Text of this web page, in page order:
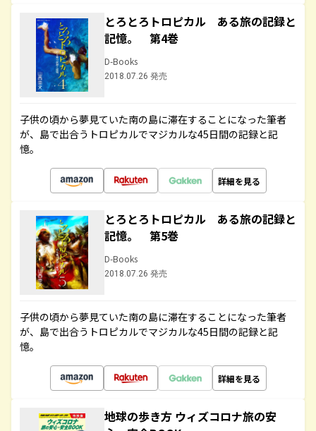
とろとろトロピカル ある旅の記録と
記憶。 第4巻
D-Books
2018.07.26 発売
子供の頃から夢見ていた南の島に滞在することになった筆者
が、島で出合うトロピカルでマジカルな45日間の記録と記
憶。
詳細を見る
とろとろトロピカル ある旅の記録と
記憶。 第5巻
D-Books
2018.07.26 発売
子供の頃から夢見ていた南の島に滞在することになった筆者
が、島で出合うトロピカルでマジカルな45日間の記録と記
憶。
詳細を見る
地球の歩き方 ウィズコロナ旅の安